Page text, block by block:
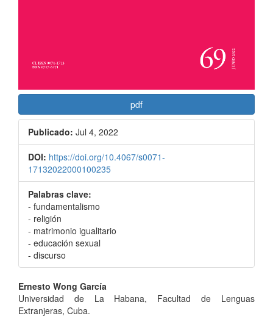
pdf
Publicado: Jul 4, 2022
DOI: https://doi.org/10.4067/s0071-
17132022000100235
Palabras clave:
- fundamentalismo
- religión
- matrimonio igualitario
- educación sexual
- discurso
Contenido
principal
Ernesto Wong García
Universidad de La Habana, Facultad de Lenguas
Extranjeras, Cuba.